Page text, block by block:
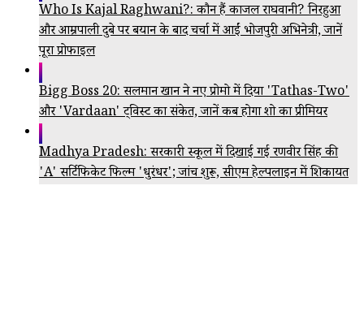
Who Is Kajal Raghwani?: कौन हैं काजल राघवानी? निरहुआ
और आम्रपाली दुबे पर बयान के बाद चर्चा में आईं भोजपुरी अभिनेत्री, जानें
पूरा प्रोफाइल
Bigg Boss 20: सलमान खान ने नए प्रोमो में दिया 'Tathas-Two'
और 'Vardaan' ट्विस्ट का संकेत, जानें कब होगा शो का प्रीमियर
Madhya Pradesh: सरकारी स्कूल में दिखाई गई रणवीर सिंह की
'A' सर्टिफिकेट फिल्म 'धुरंधर'; जांच शुरू, सीएम हेल्पलाइन में शिकायत